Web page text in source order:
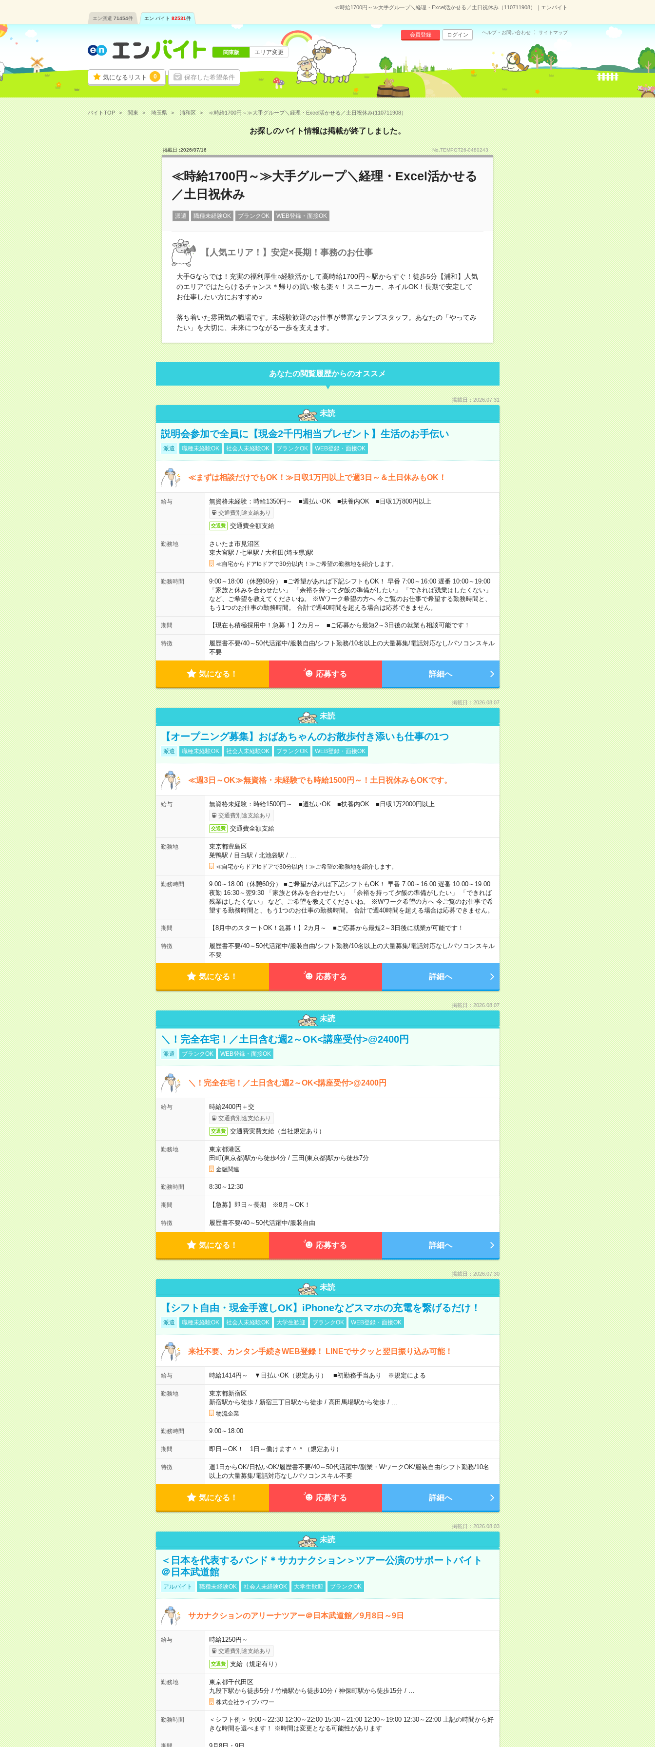
≪時給1700円～≫大手グループ＼経理・Excel活かせる／土日祝休み（110711908）｜エンバイト
エン派遣 71454件 エン バイト 82531件
気になるリスト 0 保存した希望条件
会員登録 ログイン ヘルプ・お問い合わせ サイトマップ
関東版 エリア変更
バイトTOP 関東 埼玉県 浦和区 ≪時給1700円～≫大手グループ＼経理・Excel活かせる／土日祝休み(110711908）
お探しのバイト情報は掲載が終了しました。
掲載日 :2026/07/16 No.TEMPGT26-0480243
≪時給1700円～≫大手グループ＼経理・Excel活かせる
／土日祝休み
派遣 職種未経験OK ブランクOK WEB登録・面接OK
【人気エリア！】安定×長期！事務のお仕事
大手Gならでは！充実の福利厚生○経験活かして高時給1700円～駅からすぐ！徒歩5分【浦和】人気
のエリアではたらけるチャンス＊帰りの買い物も楽々！スニーカー、ネイルOK！長期で安定して
お仕事したい方におすすめ○
落ち着いた雰囲気の職場です。未経験歓迎のお仕事が豊富なテンプスタッフ。あなたの「やってみ
たい」を大切に、未来につながる一歩を支えます。
あなたの閲覧履歴からのオススメ
掲載日：2026.07.31
未読
説明会参加で全員に【現金2千円相当プレゼント】生活のお手伝い
派遣 職種未経験OK 社会人未経験OK ブランクOK WEB登録・面接OK
≪まずは相談だけでもOK！≫日収1万円以上で週3日～＆土日休みもOK！
給与 無資格未経験：時給1350円～ ■週払いOK ■扶養内OK ■日収1万800円以上
交通費別途支給あり
交通費 交通費全額支給
勤務地
さいたま市見沼区
東大宮駅 / 七里駅 / 大和田(埼玉県)駅
≪自宅からドアtoドアで30分以内！≫ご希望の勤務地を紹介します。
勤務時間
9:00～18:00（休憩60分） ■ご希望があれば下記シフトもOK！ 早番 7:00～16:00 遅番 10:00～19:00
「家族と休みを合わせたい」 「余裕を持って夕飯の準備がしたい」 「できれば残業はしたくない」
など、ご希望を教えてくださいね。 ※Wワーク希望の方へ 今ご覧のお仕事で希望する勤務時間と、
もう1つのお仕事の勤務時間。 合計で週40時間を超える場合は応募できません。
期間 【現在も積極採用中！急募！】2カ月～ ■ご応募から最短2～3日後の就業も相談可能です！
特徴 履歴書不要/40～50代活躍中/服装自由/シフト勤務/10名以上の大量募集/電話対応なし/パソコンスキル
不要
気になる！ 応募する 詳細へ
掲載日：2026.08.07
未読
【オープニング募集】おばあちゃんのお散歩付き添いも仕事の1つ
派遣 職種未経験OK 社会人未経験OK ブランクOK WEB登録・面接OK
≪週3日～OK≫無資格・未経験でも時給1500円～！土日祝休みもOKです。
給与 無資格未経験：時給1500円～ ■週払いOK ■扶養内OK ■日収1万2000円以上
交通費別途支給あり
交通費 交通費全額支給
勤務地
東京都豊島区
巣鴨駅 / 目白駅 / 北池袋駅 /
≪自宅からドアtoドアで30分以内！≫ご希望の勤務地を紹介します。
勤務時間
9:00～18:00（休憩60分） ■ご希望があれば下記シフトもOK！ 早番 7:00～16:00 遅番 10:00～19:00
夜勤 16:30～翌9:30 「家族と休みを合わせたい」 「余裕を持って夕飯の準備がしたい」 「できれば
残業はしたくない」 など、ご希望を教えてくださいね。 ※Wワーク希望の方へ 今ご覧のお仕事で希
望する勤務時間と、もう1つのお仕事の勤務時間。 合計で週40時間を超える場合は応募できません。
期間 【8月中のスタートOK！急募！】2カ月～ ■ご応募から最短2～3日後に就業が可能です！
特徴 履歴書不要/40～50代活躍中/服装自由/シフト勤務/10名以上の大量募集/電話対応なし/パソコンスキル
不要
気になる！ 応募する 詳細へ
掲載日：2026.08.07
未読
＼！完全在宅！／土日含む週2～OK<講座受付>@2400円
派遣 ブランクOK WEB登録・面接OK
＼！完全在宅！／土日含む週2～OK<講座受付>@2400円
給与 時給2400円＋交
交通費別途支給あり
交通費 交通費実費支給（当社規定あり）
勤務地
東京都港区
田町(東京都)駅から徒歩4分/ 三田(東京都)駅から徒歩7分
金融関連
勤務時間 8:30～12:30
期間 【急募】即日～長期 ※8月～OK！
特徴 履歴書不要/40～50代活躍中/服装自由
気になる！ 応募する 詳細へ
掲載日：2026.07.30
未読
【シフト自由・現金手渡しOK】iPhoneなどスマホの充電を繋げるだけ！
派遣 職種未経験OK 社会人未経験OK 大学生歓迎 ブランクOK WEB登録・面接OK
来社不要、カンタン手続きWEB登録！ LINEでサクッと翌日振り込み可能！
給与 時給1414円～ ▼日払いOK（規定あり） ■初勤務手当あり ※規定による
勤務地
東京都新宿区
新宿駅から徒歩/ 新宿三丁目駅から徒歩/ 高田馬場駅から徒歩/
物流企業
勤務時間 9:00～18:00
期間 即日～OK！ 1日～働けます＾＾（規定あり）
特徴 週1日からOK/日払いOK/履歴書不要/40～50代活躍中/副業・WワークOK/服装自由/シフト勤務/10名
以上の大量募集/電話対応なし/パソコンスキル不要
気になる！ 応募する 詳細へ
掲載日：2026.08.03
未読
＜日本を代表するバンド＊サカナクション＞ツアー公演のサポートバイト
＠日本武道館
アルバイト 職種未経験OK 社会人未経験OK 大学生歓迎 ブランクOK
サカナクションのアリーナツアー＠日本武道館／9月8日～9日
給与 時給1250円～
交通費別途支給あり
交通費 支給（規定有り）
勤務地
東京都千代田区
九段下駅から徒歩5分/ 竹橋駅から徒歩10分/ 神保町駅から徒歩15分/
株式会社ライブパワー
勤務時間
＜シフト例＞ 9:00～22:30 12:30～22:00 15:30～21:00 12:30～19:00 12:30～22:00 上記の時間から好
きな時間を選べます！ ※時間は変更となる可能性があります